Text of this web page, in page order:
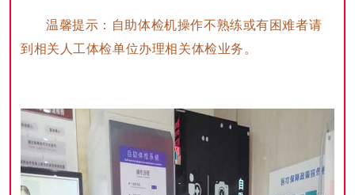
温馨提示：自助体检机操作不熟练或有困难者请
到相关人工体检单位办理相关体检业务。